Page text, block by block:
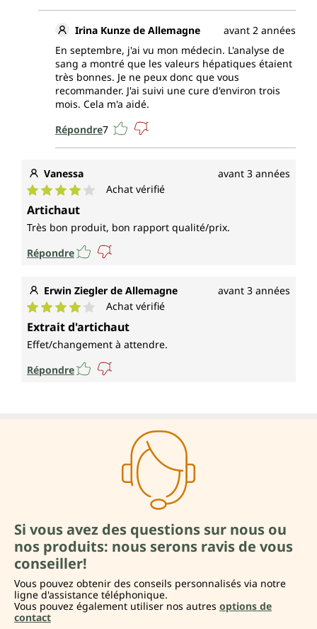
Irina Kunze de Allemagne
avant 2 années
En septembre, j'ai vu mon médecin. L'analyse de
sang a montré que les valeurs hépatiques étaient
très bonnes. Je ne peux donc que vous
recommander. J'ai suivi une cure d'environ trois
mois. Cela m'a aidé.
Répondre7
Vanessa avant 3 années
Note moyenne de 4 sur 5 étoiles
Achat vérifié
Artichaut
Très bon produit, bon rapport qualité/prix.
Répondre
Erwin Ziegler de Allemagne avant 3 années
Note moyenne de 4 sur 5 étoiles
Achat vérifié
Extrait d'artichaut
Effet/changement à attendre.
Répondre
Si vous avez des questions sur nous ou
nos produits: nous serons ravis de vous
conseiller!
Vous pouvez obtenir des conseils personnalisés via notre
ligne d'assistance téléphonique.
Vous pouvez également utiliser nos autres options de
contact